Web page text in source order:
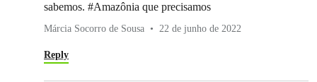
sabemos. #Amazônia que precisamos
Márcia Socorro de Sousa 22 de junho de 2022
Reply